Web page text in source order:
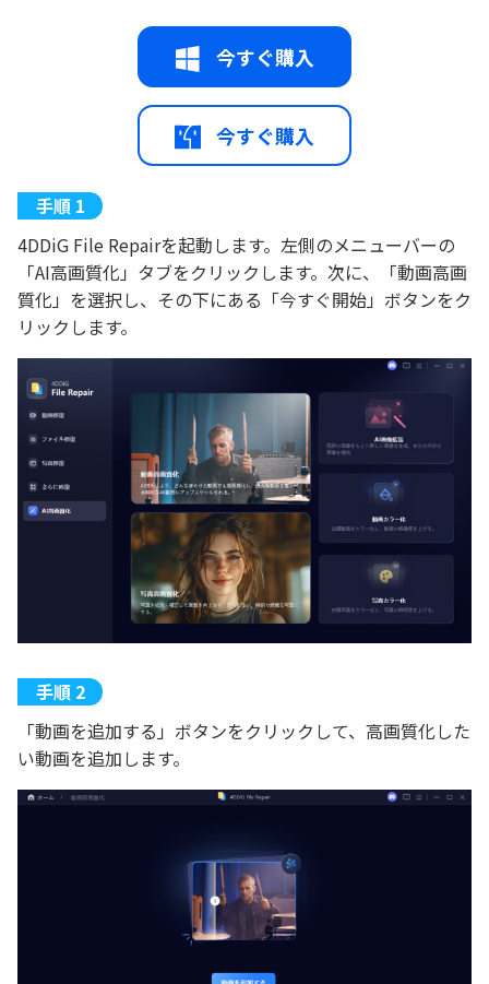
今すぐ購入
今すぐ購入
4DDiG File Repairを起動します。左側のメニューバーの
「AI高画質化」タブをクリックします。次に、「動画高画
質化」を選択し、その下にある「今すぐ開始」ボタンをク
リックします。
「動画を追加する」ボタンをクリックして、高画質化した
い動画を追加します。